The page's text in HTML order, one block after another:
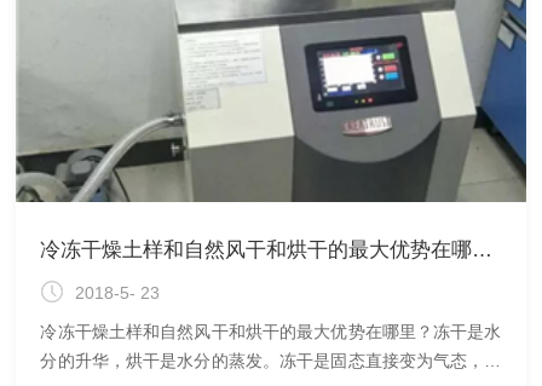
冷冻干燥土样和自然风干和烘干的最大优势在哪里？
2018-5- 23
冷冻干燥土样和自然风干和烘干的最大优势在哪里？冻干是水
分的升华，烘干是水分的蒸发。冻干是固态直接变为气态，烘